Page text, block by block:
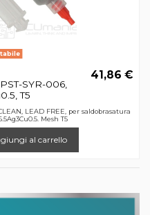
SYR-006,
T5
41,86 €
LEAD FREE, per saldobrasatura
Mesh T5
al carrello